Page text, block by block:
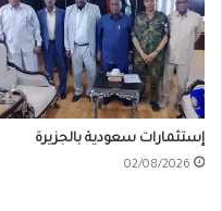
إستثمارات سعودية بالجزيرة
02/08/2026